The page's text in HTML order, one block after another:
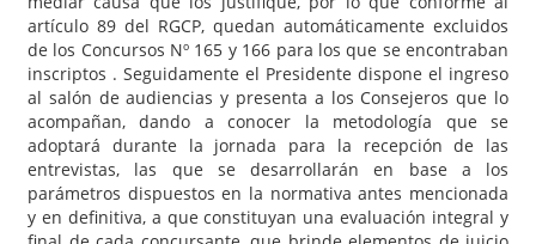
artículo 89 del RGCP, quedan automáticamente excluidos
de los Concursos Nº 165 y 166 para los que se encontraban
inscriptos . Seguidamente el Presidente dispone el ingreso
al salón de audiencias y presenta a los Consejeros que lo
acompañan, dando a conocer la metodología que se
adoptará durante la jornada para la recepción de las
entrevistas, las que se desarrollarán en base a los
parámetros dispuestos en la normativa antes mencionada
y en definitiva, a que constituyan una evaluación integral y